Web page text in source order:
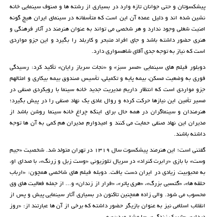
پیشکسوتان و حتی جوانان تازه وارد در بسیاری از رشته ها و صنوف سینمایی خانه
نشین شده اند و دلیل عمده آن این است که متأسفانه در سینمای ایران هیچ گونه
امنیت شغلی وجود ندارد و هر شخصی می تواند به عنوان هنرمند در آثار فرهنگی و
هنری حضور داشته باشد و جای افراد متبحر و کاربلد را بگیرد و این جزو مواردی
است که نیاز به توجه جدی آقای شاهسواری دارد.
دوبلور فیلم های سینمایی «مسر سبز» و «نجات سرباز رایان» تأکید کرد: رسیدگی
فوری به وضعیت مسکن، بیمه پایه و تکمیلی، تأسیس صندوق بیمه بیکاری و امثالهم
جزو مواردی است که انتظار داریم مدیریت جدید خانه سینما با رویکردی صنفی در
مسیر تأمین این نیازها حرکت کرده و روال عادی یک نهاد صنفی را در پیش بگیرد؛
هنرمندان و سینماگران در همه حال برای اینکه چراغ خانه سینما روشن باشد از
مدیران این نهاد صنفی حمایت می کنند و امیدوارم مدیران هم کمی به آن ها توجه
داشته باشند.
گفتنی است؛ این هنرمند پیشکسوت سال ۱۳۱۹ در تهران متولد شد. شخصیت «جیم
وست» با بازی «رابرت کنراد» در سریال تلوزیونی «وست زبل و زرنگ»، با صدای او،
به محبوبیت زیادی در ایران دست یافت. دوبله فیلم های شاخصی همچون: «ارباب
حلقه ها»، «گتسبی بزرگ»، «هری پاتر»، «فرار از زندان» و... از جمله فعالیت های وی
محسوب می شود. والی زاده همچنین تاکنون در بسیاری آثار سینمایی پیش و پس از
انقلاب اسلامی نیز به عنوان بازیگر حضور داشته که برخی از آن ها عبارتند از: «روز